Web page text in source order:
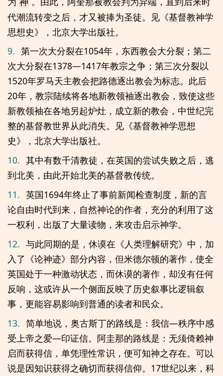
代潮流转变之后，才又被捧为圣徒。见《基督教神学
思想史》，北京大学出版社。
9. 第一次大分裂在1054年，东西教会大分裂；第二
次大分裂在1378—1417年教宗之争；第三次分裂以
1520年罗马天主教会把路德逐出教会为标志。此后
20年，教宗陆续将各地新教领袖逐出教会，致使这些
新教领袖在各地另起炉灶，成立新的教会，中世纪完
整的基督教世界从此消失。见《基督教神学思想
史》，北京大学出版社。
10. 其中有数千清教徒，在英国的尝试失败之后，逃
到北美，由此开始北美的基督教传统。
11. 英国1694年终止了事前新闻检查制度，新的言
论自由时代到来，自然神论的作者，充分的利用了这
一权利，出版了大量读物，来攻击启示神学。
12. 与此同期的是，休谟在《人类理解研究》中，加
入了《论神迹》部分内容，但米德尔顿的著作，使全
英国处于一种激动状态，而休谟的著作，却没有任何
反响，这或许从一个侧面反映了历史叙事比逻辑叙
事，更能容易影响到普通的读者和民众。
13. 简单地说，奥古斯丁的路线是：我信—秩序中感
受上帝之爱—印证信。阿圭那的路线是：无须倚赖神
启而获得信，单凭理性常识，便可知神之存在。可以
说是因知识获得之确切而获得信仰。17世纪以来，科